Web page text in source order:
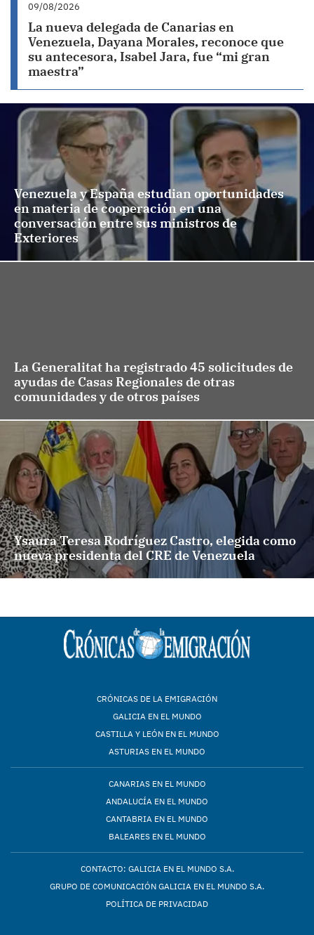
09/08/2026
La nueva delegada de Canarias en
Venezuela, Dayana Morales, reconoce que
su antecesora, Isabel Jara, fue “mi gran
maestra”
Venezuela y España estudian oportunidades
en materia de cooperación en una
conversación entre sus ministros de
Exteriores
La Generalitat ha registrado 45 solicitudes de
ayudas de Casas Regionales de otras
comunidades y de otros países
Ysaura Teresa Rodríguez Castro, elegida como
nueva presidenta del CRE de Venezuela
CRÓNICAS DE LA EMIGRACIÓN
GALICIA EN EL MUNDO
CASTILLA Y LEÓN EN EL MUNDO
ASTURIAS EN EL MUNDO
CANARIAS EN EL MUNDO
ANDALUCÍA EN EL MUNDO
CANTABRIA EN EL MUNDO
BALEARES EN EL MUNDO
CONTACTO: GALICIA EN EL MUNDO S.A.
GRUPO DE COMUNICACIÓN GALICIA EN EL MUNDO S.A.
POLÍTICA DE PRIVACIDAD